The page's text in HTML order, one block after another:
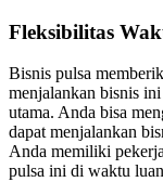
Fleksibilitas
Bisnis pulsa
menjalankan bisnis
utama. Anda bisa
dapat menjalankan
Anda memiliki
pulsa ini di waktu